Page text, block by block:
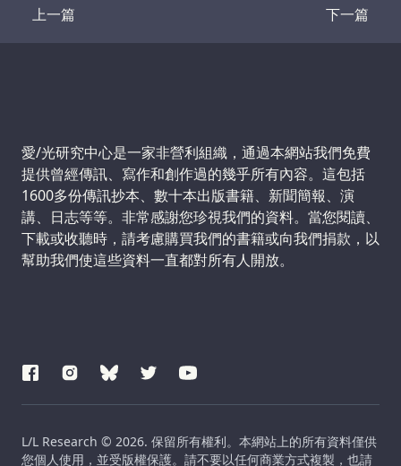
上一篇
Transcript 下一篇
Transcript
Support us:
愛/光研究中心是一家非營利組織，通過本網站我們免費
提供曾經傳訊、寫作和創作過的幾乎所有內容。這包括
1600多份傳訊抄本、數十本出版書籍、新聞簡報、演
講、日志等等。非常感謝您珍視我們的資料。當您閱讀、
下載或收聽時，請考慮購買我們的書籍或向我們捐款，以
幫助我們使這些資料一直都對所有人開放。
L/L Research © 2026. 保留所有權利。本網站上的所有資料僅供
您個人使用，並受版權保護。請不要以任何商業方式複製，也請